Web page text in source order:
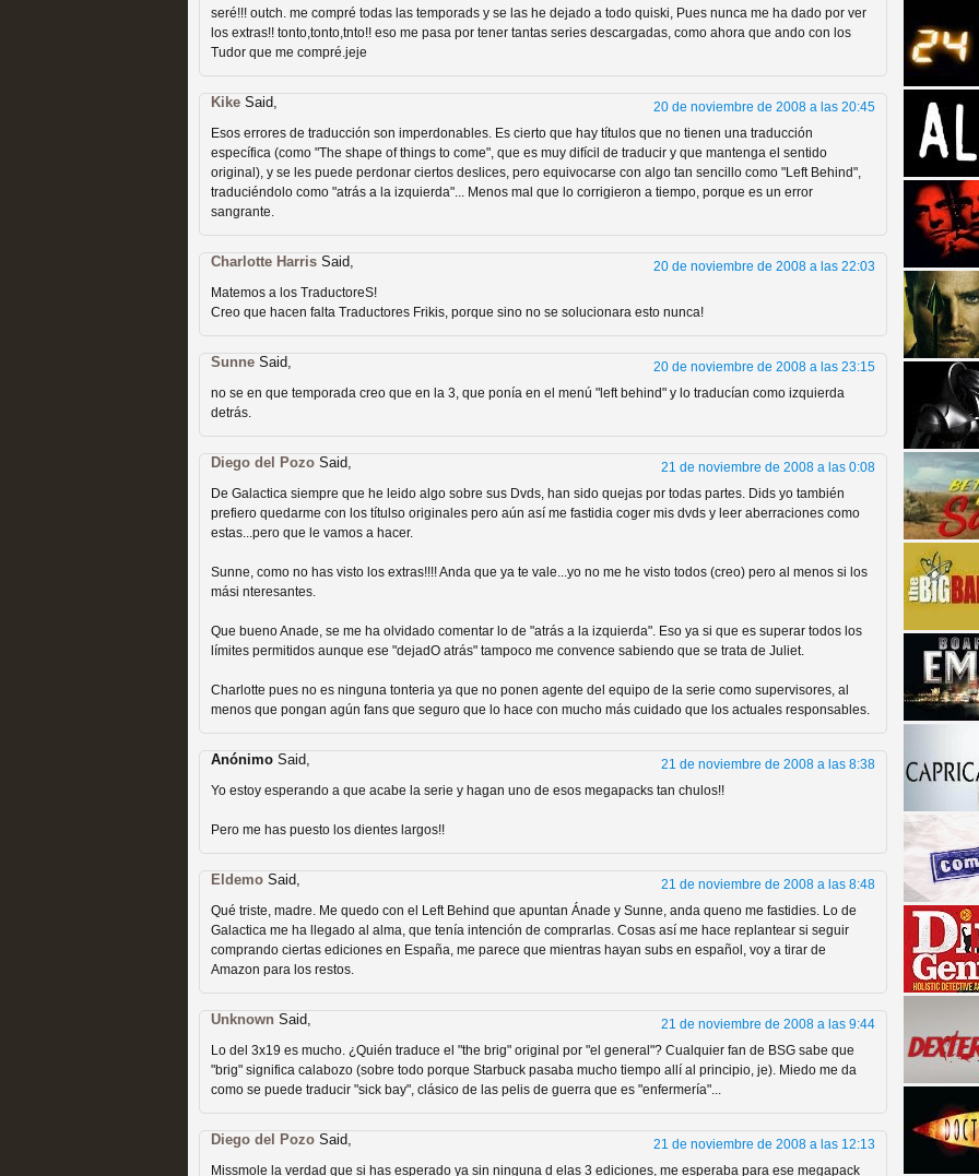
Galería con los Mejores Personajes de Series de
Televisión
MOLTISANTI
Recomendación de la semana
Las productoras de las estrellas de cine y
televisión
MOLTISANTI
Las series de 10 temporadas están en peligro de
extinción
MOLTISANTI
Expediente X: Guía para descubrir la "verdad"
MOLTISANTI
Recomendación de la semana
seré!!! outch. me compré todas las temporads y se las he dejado a todo quiski, Pues nunca me ha dado por ver
los extras!! tonto,tonto,tnto!! eso me pasa por tener tantas series descargadas, como ahora que ando con los
Tudor que me compré.jeje
Kike Said,
20 de noviembre de 2008 a las 20:45
Esos errores de traducción son imperdonables. Es cierto que hay títulos que no tienen una traducción
específica (como "The shape of things to come", que es muy difícil de traducir y que mantenga el sentido
original), y se les puede perdonar ciertos deslices, pero equivocarse con algo tan sencillo como "Left Behind",
traduciéndolo como "atrás a la izquierda"... Menos mal que lo corrigieron a tiempo, porque es un error
sangrante.
Charlotte Harris Said,
20 de noviembre de 2008 a las 22:03
Matemos a los TraductoreS!
Creo que hacen falta Traductores Frikis, porque sino no se solucionara esto nunca!
Sunne Said,
20 de noviembre de 2008 a las 23:15
no se en que temporada creo que en la 3, que ponía en el menú "left behind" y lo traducían como izquierda
detrás.
Diego del Pozo Said,
21 de noviembre de 2008 a las 0:08
De Galactica siempre que he leido algo sobre sus Dvds, han sido quejas por todas partes. Dids yo también
prefiero quedarme con los títulso originales pero aún así me fastidia coger mis dvds y leer aberraciones como
estas...pero que le vamos a hacer.
Sunne, como no has visto los extras!!!! Anda que ya te vale...yo no me he visto todos (creo) pero al menos si los
mási nteresantes.
Que bueno Anade, se me ha olvidado comentar lo de "atrás a la izquierda". Eso ya si que es superar todos los
límites permitidos aunque ese "dejadO atrás" tampoco me convence sabiendo que se trata de Juliet.
Charlotte pues no es ninguna tonteria ya que no ponen agente del equipo de la serie como supervisores, al
menos que pongan agún fans que seguro que lo hace con mucho más cuidado que los actuales responsables.
Anónimo Said,
21 de noviembre de 2008 a las 8:38
Yo estoy esperando a que acabe la serie y hagan uno de esos megapacks tan chulos!!
Pero me has puesto los dientes largos!!
Eldemo Said,
21 de noviembre de 2008 a las 8:48
Qué triste, madre. Me quedo con el Left Behind que apuntan Ánade y Sunne, anda queno me fastidies. Lo de
Galactica me ha llegado al alma, que tenía intención de comprarlas. Cosas así me hace replantear si seguir
comprando ciertas ediciones en España, me parece que mientras hayan subs en español, voy a tirar de
Amazon para los restos.
Unknown Said,
21 de noviembre de 2008 a las 9:44
Lo del 3x19 es mucho. ¿Quién traduce el "the brig" original por "el general"? Cualquier fan de BSG sabe que
"brig" significa calabozo (sobre todo porque Starbuck pasaba mucho tiempo allí al principio, je). Miedo me da
como se puede traducir "sick bay", clásico de las pelis de guerra que es "enfermería"...
Diego del Pozo Said,
21 de noviembre de 2008 a las 12:13
Missmole la verdad que si has esperado ya sin ninguna d elas 3 ediciones, me esperaba para ese megapack